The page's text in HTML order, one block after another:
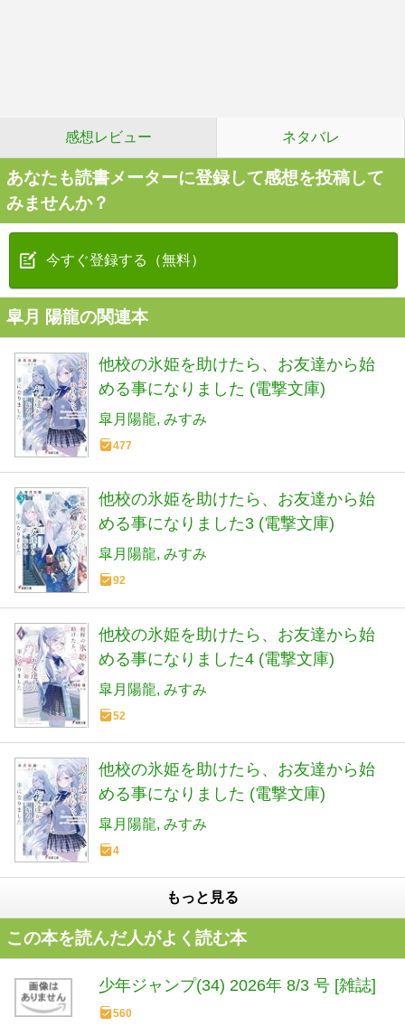
感想レビュー ネタバレ
あなたも読書メーターに登録して感想を投稿して
みませんか？
今すぐ登録する（無料）
皐月 陽龍の関連本
他校の氷姫を助けたら、お友達から始
める事になりました (電撃文庫)
皐月陽龍 みすみ
477
他校の氷姫を助けたら、お友達から始
める事になりました3 (電撃文庫)
皐月陽龍 みすみ
92
他校の氷姫を助けたら、お友達から始
める事になりました4 (電撃文庫)
皐月陽龍 みすみ
52
他校の氷姫を助けたら、お友達から始
める事になりました (電撃文庫)
皐月陽龍 みすみ
4
もっと見る
この本を読んだ人がよく読む本
少年ジャンプ(34) 2026年 8/3 号 [雑誌]
560